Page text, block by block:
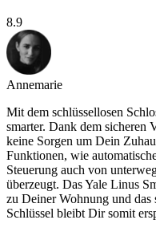
8.9
Annemarie
Mit dem schlüssellosen
smarter. Dank dem sicheren
keine Sorgen um Dein
Funktionen, wie
Steuerung auch von
überzeugt. Das Yale Linus
zu Deiner Wohnung und das
Schlüssel bleibt Dir somit